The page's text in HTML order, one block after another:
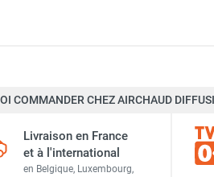
tube radiant et radiant
radiant tube suspendu
Débit d'extraction
Courant max
Puissance absorbée
Aérateur extracteur d'air
COMMANDER CHEZ AIRCHAUD
Livraison en France
et à l'international
en Belgique, Luxembourg,